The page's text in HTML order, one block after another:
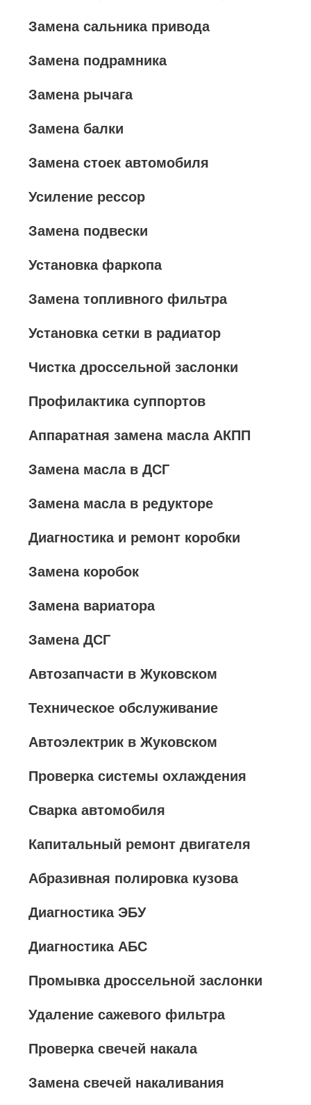
Замена сальника привода
Замена подрамника
Замена рычага
Замена балки
Замена стоек автомобиля
Усиление рессор
Замена подвески
Установка фаркопа
Замена топливного фильтра
Установка сетки в радиатор
Чистка дроссельной заслонки
Профилактика суппортов
Аппаратная замена масла АКПП
Замена масла в ДСГ
Замена масла в редукторе
Диагностика и ремонт коробки
Замена коробок
Замена вариатора
Замена ДСГ
Автозапчасти в Жуковском
Техническое обслуживание
Автоэлектрик в Жуковском
Проверка системы охлаждения
Сварка автомобиля
Капитальный ремонт двигателя
Абразивная полировка кузова
Диагностика ЭБУ
Диагностика АБС
Промывка дроссельной заслонки
Удаление сажевого фильтра
Проверка свечей накала
Замена свечей накаливания